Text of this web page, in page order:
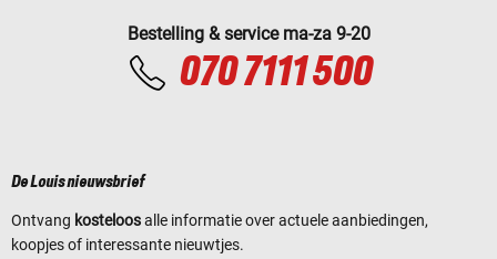
Bestelling & service ma-za 9-20
070 7111 500
De Louis nieuwsbrief
Ontvang kosteloosalle informatie over actuele aanbiedingen,
koopjes of interessante nieuwtjes.